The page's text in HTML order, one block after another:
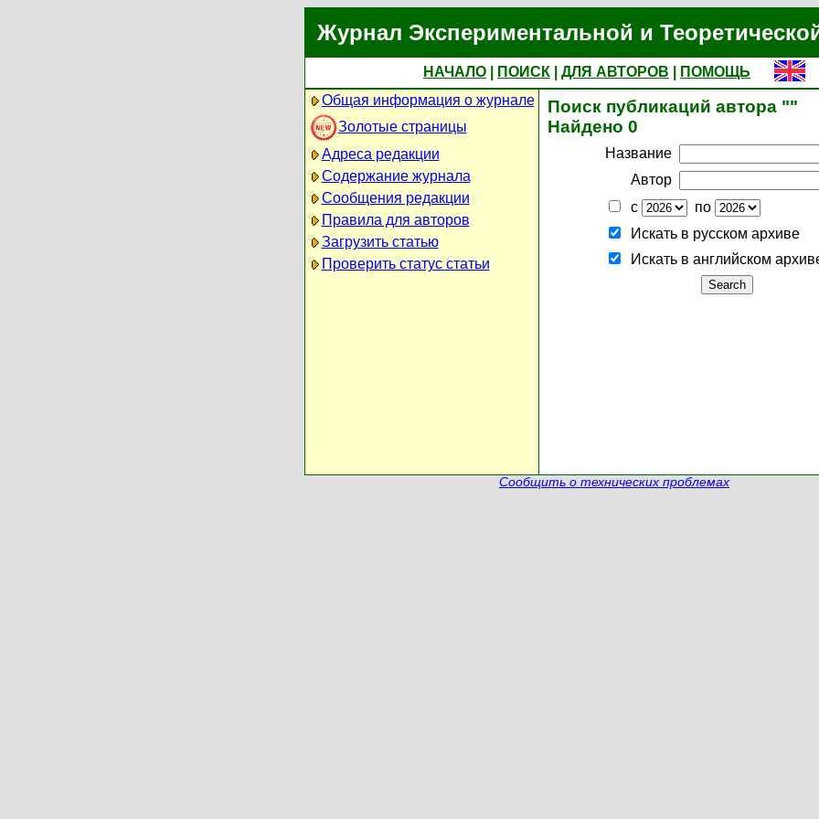
Журнал Экспериментальной и
НАЧАЛО ПОИСК ДЛЯ АВТОРОВ
ПОМОЩЬ
Общая информация о журнале
Золотые страницы
Адреса редакции
Содержание журнала
Сообщения редакции
Правила для авторов
Загрузить статью
Проверить статус статьи
Поиск публикаций автора ""
Найдено 0
Название
Автор
с
по
Искать в русском архиве
Искать в английском
Сообщить о технических проблемах